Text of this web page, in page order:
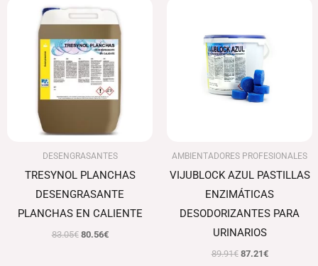
DESENGRASANTES
TRESYNOL PLANCHAS
DESENGRASANTE
PLANCHAS EN CALIENTE
83.05€
precio
original
era:
83.05€.
80.56€
precio
actual
es:
80.56€.
AMBIENTADORES PROFESIONALES
VIJUBLOCK AZUL PASTILLAS
ENZIMÁTICAS
DESODORIZANTES PARA
URINARIOS
89.91€
era:
89.91€.
87.21€
87.21€.